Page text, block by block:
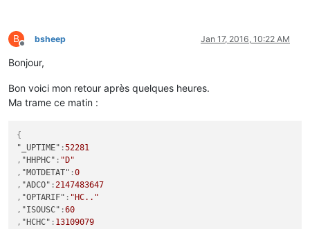
B
Offline
bsheep Jan 17, 2016, 10:22 AM
Bonjour,
Bon voici mon retour après quelques heures.
Ma trame ce matin :
{
"_UPTIME" :52281
, "HHPHC" : "D"
, "MOTDETAT" :0
, "ADCO" :2147483647
, "OPTARIF" : "HC.."
, "ISOUSC" :60
, "HCHC" : 13109079